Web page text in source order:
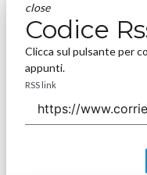
close
Codice
Clicca sul pulsante per
appunti.
RSS link